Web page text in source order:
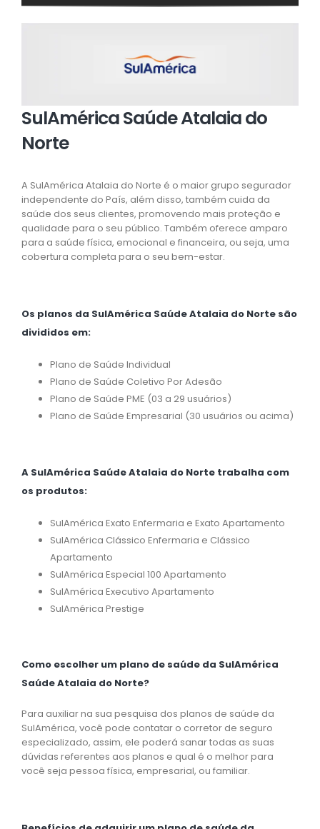
SulAmérica Saúde Atalaia do
Norte
A SulAmérica Atalaia do Norte é o maior grupo segurador
independente do País, além disso, também cuida da
saúde dos seus clientes, promovendo mais proteção e
qualidade para o seu público. Também oferece amparo
para a saúde física, emocional e financeira, ou seja, uma
cobertura completa para o seu bem-estar.
Os planos da SulAmérica Saúde Atalaia do Norte são
divididos em:
Plano de Saúde Individual
Plano de Saúde Coletivo Por Adesão
Plano de Saúde PME (03 a 29 usuários)
Plano de Saúde Empresarial (30 usuários ou acima)
A SulAmérica Saúde Atalaia do Norte trabalha com
os produtos:
SulAmérica Exato Enfermaria e Exato Apartamento
SulAmérica Clássico Enfermaria e Clássico
Apartamento
SulAmérica Especial 100 Apartamento
SulAmérica Executivo Apartamento
SulAmérica Prestige
Como escolher um plano de saúde da SulAmérica
Saúde Atalaia do Norte?
Para auxiliar na sua pesquisa dos planos de saúde da
SulAmérica, você pode contatar o corretor de seguro
especializado, assim, ele poderá sanar todas as suas
dúvidas referentes aos planos e qual é o melhor para
você seja pessoa física, empresarial, ou familiar.